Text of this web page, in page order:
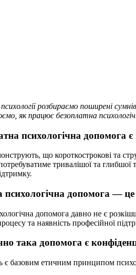
розбираємо поширені
як працює безоплатна
психологічна допомога
що короткострокові та
тривалішої та
психологічна допомога —
допомога давно не є
та наявність професійної
така допомога є
є базовим етичним принципом